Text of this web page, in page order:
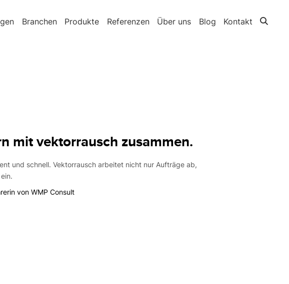
Branchen Produkte Referenzen Über uns Blog Kontakt
mit vektorrausch zusammen.
und schnell. Vektorrausch arbeitet nicht nur Aufträge ab,
von WMP Consult